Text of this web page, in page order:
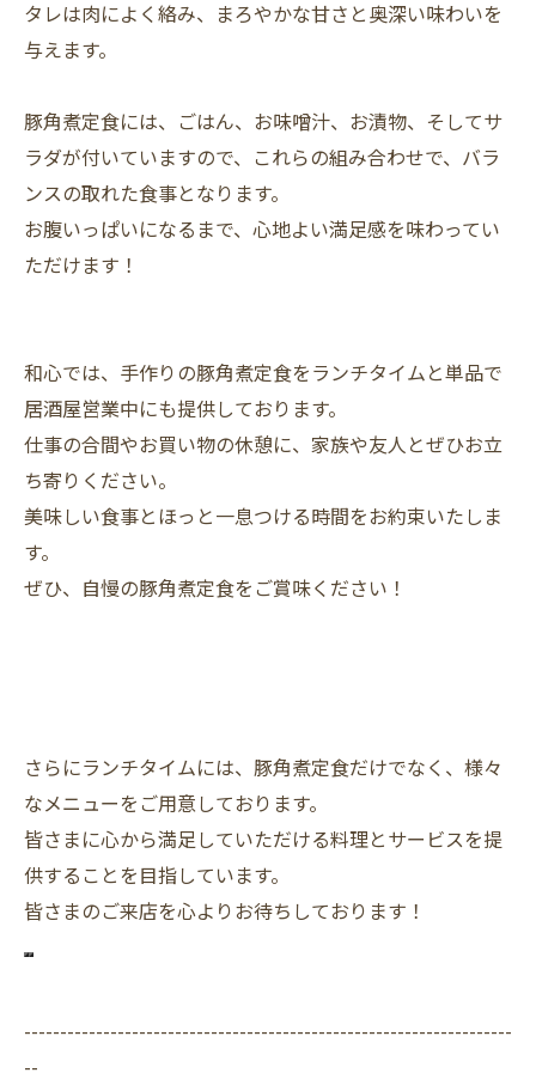
タレは肉によく絡み、まろやかな甘さと奥深い味わいを
与えます。
豚角煮定食には、ごはん、お味噌汁、お漬物、そしてサ
ラダが付いていますので、これらの組み合わせで、バラ
ンスの取れた食事となります。
お腹いっぱいになるまで、心地よい満足感を味わってい
ただけます！
和心では、手作りの豚角煮定食をランチタイムと単品で
居酒屋営業中にも提供しております。
仕事の合間やお買い物の休憩に、家族や友人とぜひお立
ち寄りください。
美味しい食事とほっと一息つける時間をお約束いたしま
す。
ぜひ、自慢の豚角煮定食をご賞味ください！
さらにランチタイムには、豚角煮定食だけでなく、様々
なメニューをご用意しております。
皆さまに心から満足していただける料理とサービスを提
供することを目指しています。
皆さまのご来店を心よりお待ちしております！
--------------------------------------------------------------------
--